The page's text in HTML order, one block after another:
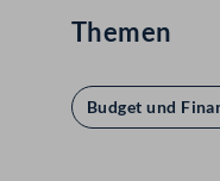
Themen
Budget und